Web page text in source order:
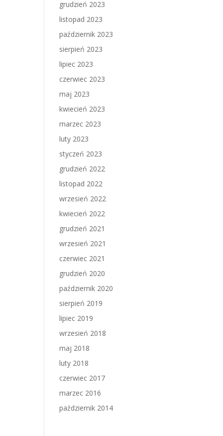
grudzień 2023
listopad 2023
październik 2023
sierpień 2023
lipiec 2023
czerwiec 2023
maj 2023
kwiecień 2023
marzec 2023
luty 2023
styczeń 2023
grudzień 2022
listopad 2022
wrzesień 2022
kwiecień 2022
grudzień 2021
wrzesień 2021
czerwiec 2021
grudzień 2020
październik 2020
sierpień 2019
lipiec 2019
wrzesień 2018
maj 2018
luty 2018
czerwiec 2017
marzec 2016
październik 2014